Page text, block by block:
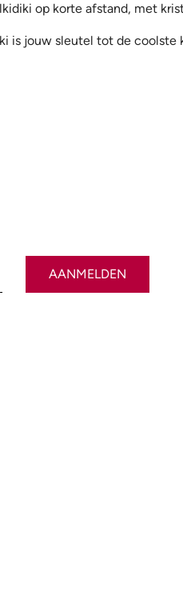
op korte afstand, met
is jouw sleutel tot de coolste
AANMELDEN